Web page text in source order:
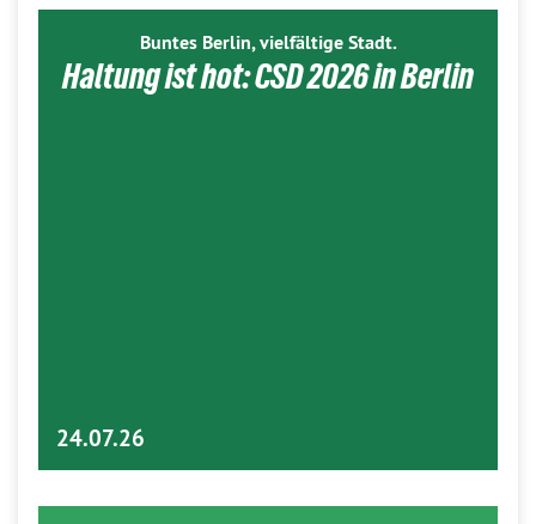
Buntes Berlin, vielfältige Stadt.
Haltung ist hot: CSD 2026 in Berlin
24.07.26